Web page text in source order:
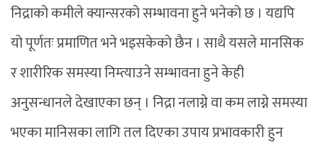
निद्राको कमीले क्यान्सरको सम्भावना हुने भनेको छ । यद्यपि
यो पूर्णतः प्रमाणित भने भइसकेको छैन । साथै यसले मानसिक
र शारीरिक समस्या निम्त्याउने सम्भावना हुने केही
अनुसन्धानले देखाएका छन् । निद्रा नलाग्ने वा कम लाग्ने समस्या
भएका मानिसका लागि तल दिएका उपाय प्रभावकारी हुन